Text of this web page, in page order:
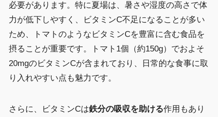
必要があります。特に夏場は、暑さや湿度の高さで体
力が低下しやすく、ビタミンC不足になることが多い
ため、トマトのようなビタミンCを豊富に含む食品を
摂ることが重要です。トマト1個（約150g）でおよそ
20mgのビタミンCが含まれており、日常的な食事に取
り入れやすい点も魅力です。
さらに、ビタミンCは鉄分の吸収を助ける作用もあり